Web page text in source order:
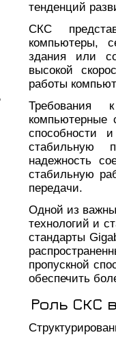
тенденций
СКС
компьютеры,
здания или
высокой
работы
Требования
компьютерные
способности
стабильную
надежность
стабильную
передачи.
Одной из
технологий и
стандарты
пропускной
обеспечить
Роль СКС